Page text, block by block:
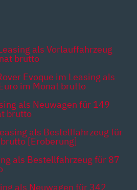
als Vorlauffahrzeug
brutto
Evoque im Leasing als
im Monat brutto
als Neuwagen für 149
brutto
als Bestellfahrzeug für
[Eroberung]
als Bestellfahrzeug für 87
als Neuwagen für 342